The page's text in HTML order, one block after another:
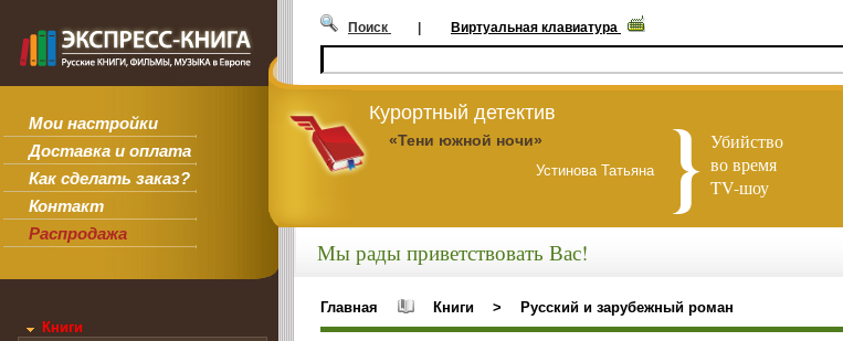
Мои настройки
Доставка и оплата
Как сделать заказ?
Контакт
Распродажа
Поиск | Виртуальная клавиатура
Курортный детектив
«Тени южной ночи»
Устинова Татьяна
Убийство
во время
TV-шоу
Книги
Мы рады приветствовать Вас!
Главная Книги > Русский и зарубежный роман